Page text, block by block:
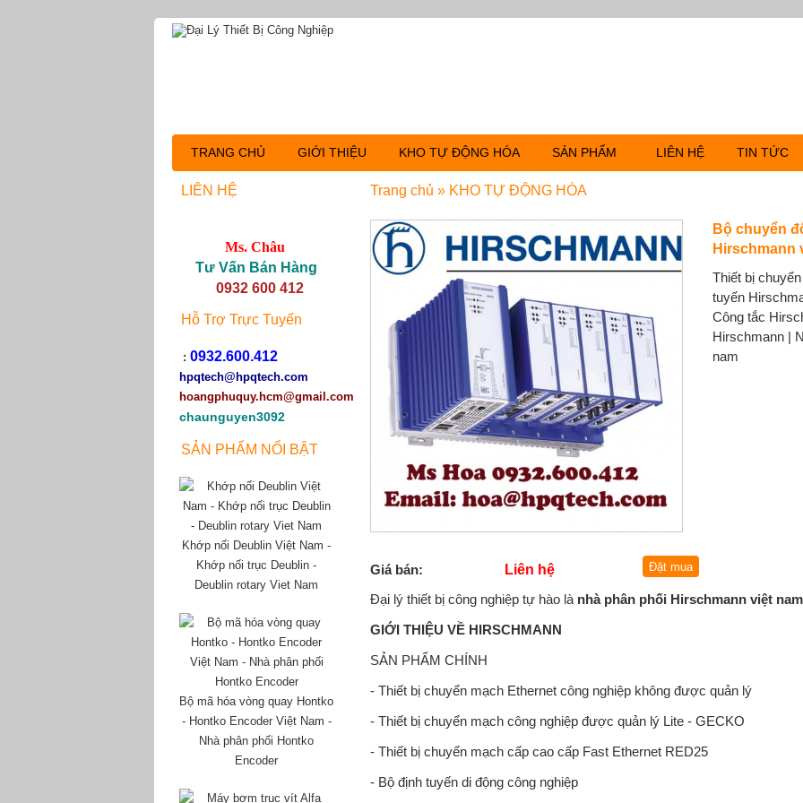
Bộ chuyển
Hirschmann
Thiết bị
tuyến
Công tắc
Hirschmann |
nam
Giá bán:
Liên hệ
Đại lý thiết bị công nghiệp tự hào là nhà phân phối Hirschmann việt nam
GIỚI THIỆU VỀ HIRSCHMANN
SẢN PHẨM CHÍNH
- Thiết bị chuyển mạch Ethernet công nghiệp không được quản lý
- Thiết bị chuyển mạch công nghiệp được quản lý Lite - GECKO
- Thiết bị chuyển mạch cấp cao cấp Fast Ethernet RED25
- Bộ định tuyến di động công nghiệp
Trang chủ » KHO TỰ ĐỘNG HÓA
LIÊN HỆ
Ms. Châu
Tư Vấn Bán Hàng
0932 600 412
Hỗ Trợ Trực Tuyến
: 0932.600.412
hpqtech@hpqtech.com
hoangphuquy.hcm@gmail.com
chaunguyen3092
SẢN PHẨM NỔI BẬT
Khớp nối Deublin Việt Nam -
Khớp nối trục Deublin -
Deublin rotary Viet Nam
Bộ mã hóa vòng quay Hontko
- Hontko Encoder Việt Nam -
Nhà phân phối Hontko
Encoder
TRANG CHỦ GIỚI THIỆU KHO TỰ ĐỘNG HÓA SẢN PHẨM LIÊN HỆ TIN TỨC